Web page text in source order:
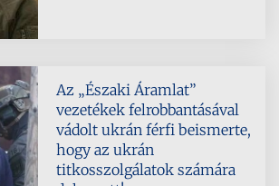
Az „Északi Áramlat”
vezetékek felrobbantásával
vádolt ukrán férfi beismerte,
hogy az ukrán
titkosszolgálatok számára